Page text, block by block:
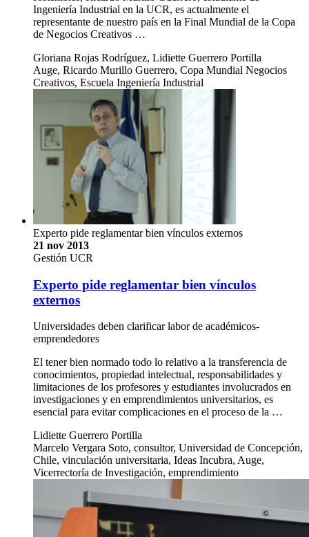
Ingeniería Industrial en la UCR, es actualmente el
representante de nuestro país en la Final Mundial de la Copa
de Negocios Creativos …
Gloriana Rojas Rodríguez, Lidiette Guerrero Portilla
Auge, Ricardo Murillo Guerrero, Copa Mundial Negocios
Creativos, Escuela Ingeniería Industrial
Experto pide reglamentar bien vínculos externos
21 nov 2013
Gestión UCR
Experto pide reglamentar bien vínculos
externos
Universidades deben clarificar labor de académicos-
emprendedores
El tener bien normado todo lo relativo a la transferencia de
conocimientos, propiedad intelectual, responsabilidades y
limitaciones de los profesores y estudiantes involucrados en
investigaciones y en emprendimientos universitarios, es
esencial para evitar complicaciones en el proceso de la …
Lidiette Guerrero Portilla
Marcelo Vergara Soto, consultor, Universidad de Concepción,
Chile, vinculación universitaria, Ideas Incubra, Auge,
Vicerrectoría de Investigación, emprendimiento